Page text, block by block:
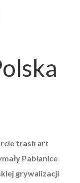
trash art
Pabianice
grywalizacji